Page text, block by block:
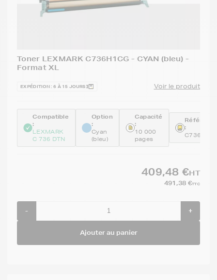
Toner LEXMARK C736H1CG - CYAN (bleu) -
Format XL
EXPÉDITION : 6 À 15 JOURS Voir le produit
Compatible
:
LEXMARK
C 736 DTN
Option
:
Cyan
(bleu)
Capacité
:
10 000
pages
:
409,48 €HT
491,38 €TTC
- +
Ajouter au panier